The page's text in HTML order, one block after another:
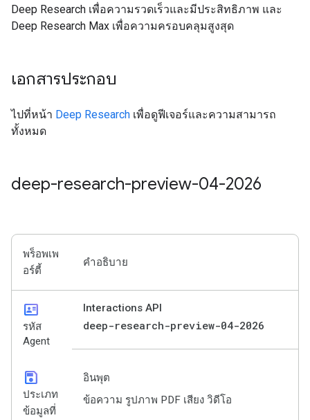
Deep Research เพื่อความรวดเร็วและมีประสิทธิภาพ และ
Deep Research Max เพื่อความครอบคลุมสูงสุด
เอกสารประกอบ
ไปที่หน้า Deep Research เพื่อดูฟีเจอร์และความสามารถ
ทั้งหมด
deep-research-preview-04-2026
พร็อพเพ
อร์ตี้
คำอธิบาย
id_card
รหัส
Agent
Interactions API
deep-research-preview-04-2026
save
ประเภท
ข้อมูลที่
อินพุต
ข้อความ รูปภาพ PDF เสียง วิดีโอ